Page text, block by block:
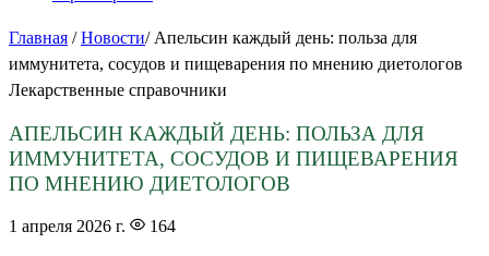
Главная / Новости/ Апельсин каждый день: польза для
иммунитета, сосудов и пищеварения по мнению диетологов
Лекарственные справочники
АПЕЛЬСИН КАЖДЫЙ ДЕНЬ: ПОЛЬЗА ДЛЯ
ИММУНИТЕТА, СОСУДОВ И ПИЩЕВАРЕНИЯ
ПО МНЕНИЮ ДИЕТОЛОГОВ
1 апреля 2026 г. 164